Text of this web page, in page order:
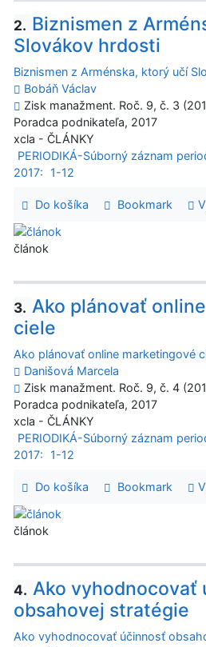
2. Biznismen z
Slovákov hrdosti
Biznismen z Arménska, ktorý učí
Bobáň Václav
Zisk manažment. Roč. 9, č. 3
Poradca podnikateľa, 2017
xcla - ČLÁNKY
PERIODIKÁ-Súborný záznam
2017:
1-12
Do košíka Bookmark
článok
3. Ako plánovať
ciele
Ako plánovať online marketingové
Danišová Marcela
Zisk manažment. Roč. 9, č. 4
Poradca podnikateľa, 2017
xcla - ČLÁNKY
PERIODIKÁ-Súborný záznam
2017:
1-12
Do košíka Bookmark
článok
4. Ako vyhodnocovať
obsahovej stratégie
Ako vyhodnocovať účinnosť